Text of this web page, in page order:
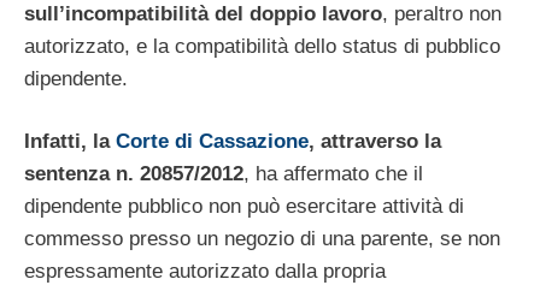
sull’incompatibilità del doppio lavoro, peraltro non
autorizzato, e la compatibilità dello status di pubblico
dipendente.
Infatti, la Corte di Cassazione, attraverso la
sentenza n. 20857/2012, ha affermato che il
dipendente pubblico non può esercitare attività di
commesso presso un negozio di una parente, se non
espressamente autorizzato dalla propria